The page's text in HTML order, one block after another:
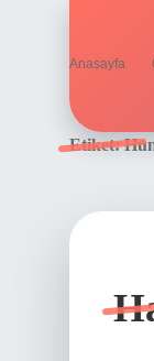
Anasayfa
Etiket: